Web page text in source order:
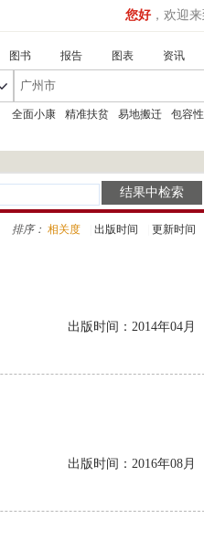
您好 ，欢迎
图书 报告 图表 资讯
全面小康 精准扶贫 易地搬迁 包容
排序： 相关度 出版时间 更新时间
出版时间：2014年04月
出版时间：2016年08月